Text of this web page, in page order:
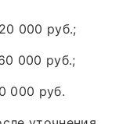
000 руб.;
000 руб.;
000 руб.